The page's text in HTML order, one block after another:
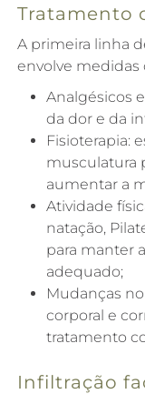
Tratamento
A primeira linha
envolve medidas
Analgésicos
da dor e da
Fisioterapia:
musculatura
aumentar a
Atividade
natação,
para manter
adequado;
Mudanças
corporal e
tratamento
Infiltração